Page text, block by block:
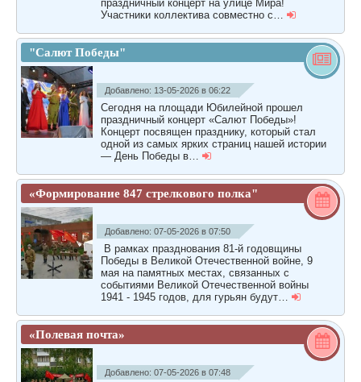
праздничный концерт на улице Мира!
Участники коллектива совместно с…
"Салют Победы"
Добавлено: 13-05-2026 в 06:22
Сегодня на площади Юбилейной прошел
праздничный концерт «Салют Победы»!
Концерт посвящен празднику, который стал
одной из самых ярких страниц нашей истории
— День Победы в…
«Формирование 847 стрелкового полка"
Добавлено: 07-05-2026 в 07:50
В рамках празднования 81-й годовщины
Победы в Великой Отечественной войне, 9
мая на памятных местах, связанных с
событиями Великой Отечественной войны
1941 - 1945 годов, для гурьян будут…
«Полевая почта»
Добавлено: 07-05-2026 в 07:48